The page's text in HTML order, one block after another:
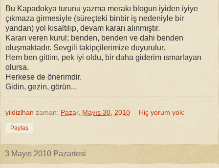
Bu Kapadokya turunu yazma merakı blogun iyiden iyiye
çıkmaza girmesiyle (süreçteki binbir iş nedeniyle bir
yandan) yol kısaltılıp, devam kararı alınmıştır.
Kararı veren kurul; benden, benden ve dahi benden
oluşmaktadır. Sevgili takipçilerimize duyurulur.
Hem ben gittim, pek iyi oldu, bir daha giderim ısmarlayan
olursa.
Herkese de önerimdir.
Gidin, gezin, görün...
yildizlhan zaman: Pazar, Mayıs 30, 2010 Hiç yorum yok:
Paylaş
3 Mayıs 2010 Pazartesi